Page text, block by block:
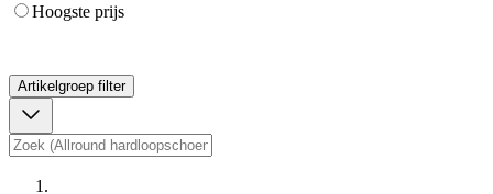
Hoogste prijs
Artikelgroep filter